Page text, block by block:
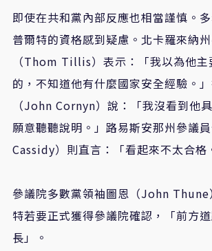
即使在共和黨內部反應也相當謹慎。
普爾特的資格感到疑慮。北卡羅來納
（Thom Tillis）表示：「我以為他主
的，不知道他有什麼國家安全經驗。
（John Cornyn）說：「我沒看到他
願意聽聽說明。」路易斯安那州參議
Cassidy）則直言：「看起來不太合格
參議院多數黨領袖圖恩（John Thune
特若要正式獲得參議院確認，「前方
長」。